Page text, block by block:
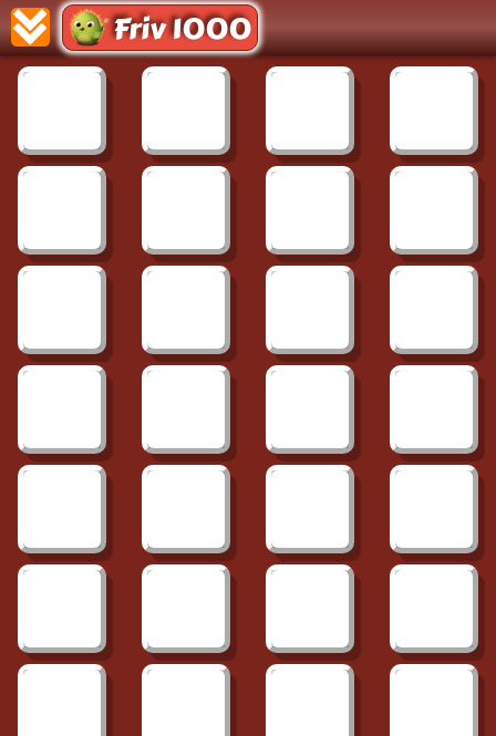
Friv 1000